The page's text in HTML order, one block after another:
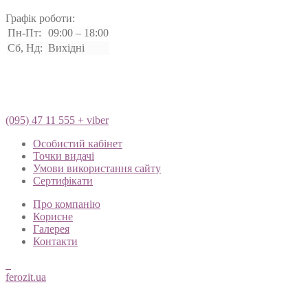
Графік роботи:
Пн-Пт:
09:00 – 18:00
Сб, Нд: Вихідні
(095) 47 11 555 + viber
Особистий кабінет
Точки видачі
Умови використання сайту
Сертифікати
Про компанію
Корисне
Галерея
Контакти
ferozit.ua